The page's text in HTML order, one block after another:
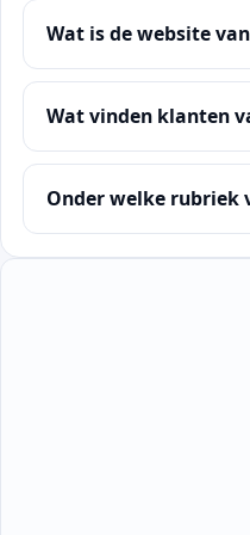
Wat is de website
Wat vinden klanten
Onder welke rubriek